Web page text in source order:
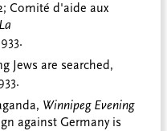
Comité d'aide aux
La
Jews are searched,
Winnipeg Evening
against Germany is